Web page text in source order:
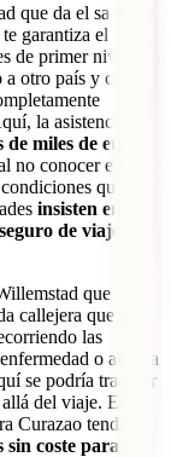
que da el saber
garantiza el
de primer nivel. La
otro país y cada
la asistencia
miles de euros
no conocer el país,
que
insisten en la
de viaje a
que
callejera que te
las
o alergia
se podría traducir
del viaje. En
Curazao tendrás
coste para ti